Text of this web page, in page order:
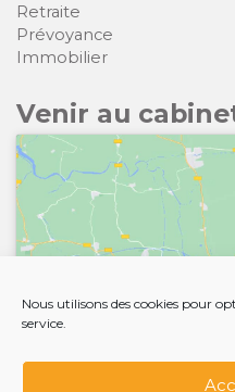
Nous utilisons des cookies pour
service.
Retraite
Prévoyance
Immobilier
Venir au
marketing et